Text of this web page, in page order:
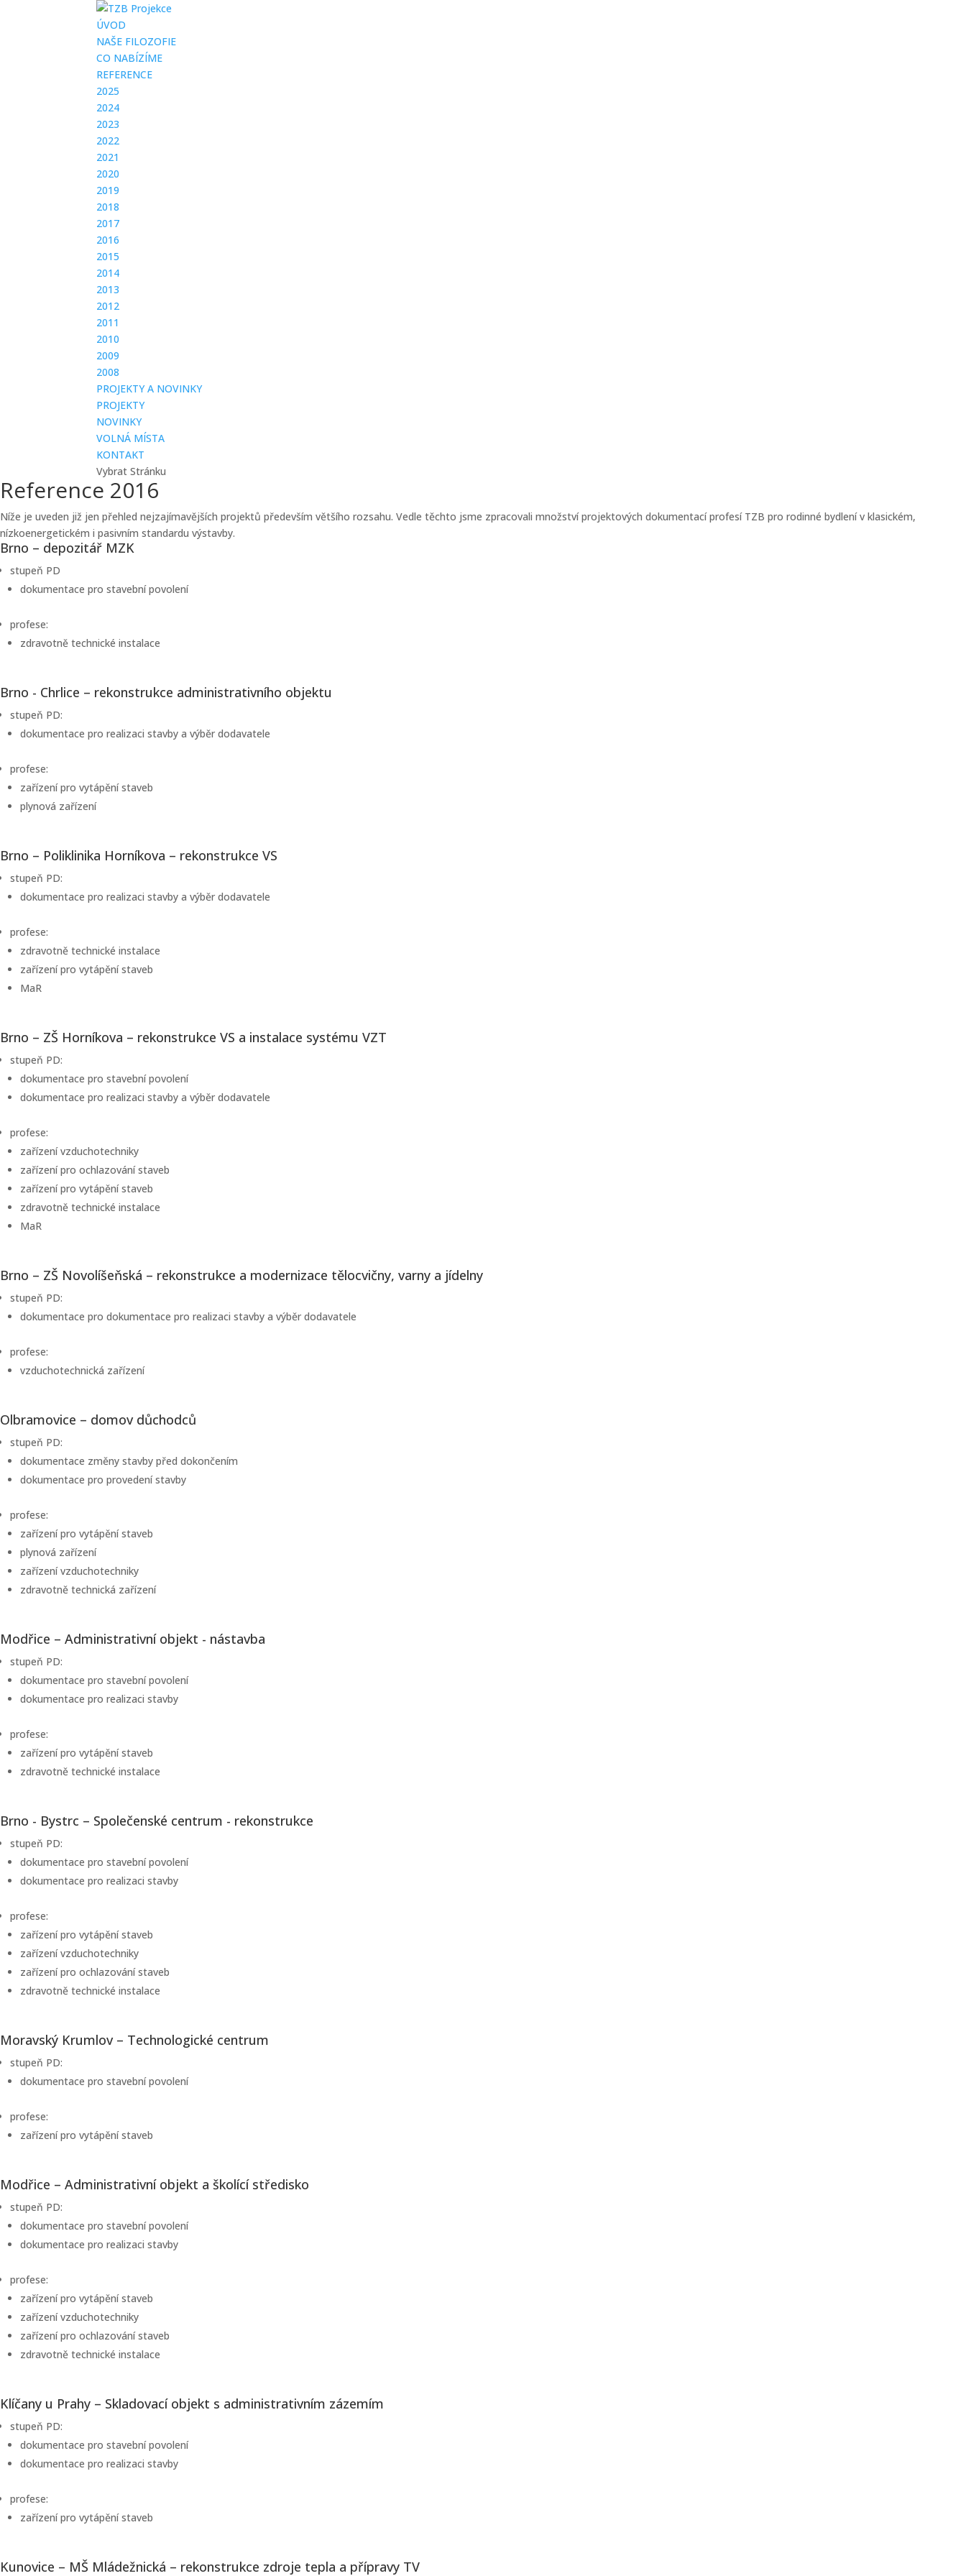
ÚVOD
NAŠE FILOZOFIE
CO NABÍZÍME
REFERENCE
2025
2024
2023
2022
2021
2020
2019
2018
2017
2016
2015
2014
2013
2012
2011
2010
2009
2008
PROJEKTY A NOVINKY
PROJEKTY
NOVINKY
VOLNÁ MÍSTA
KONTAKT
Vybrat Stránku
Reference 2016
Níže je uveden již jen přehled nejzajímavějších projektů především většího rozsahu. Vedle těchto jsme zpracovali množství projektových dokumentací profesí TZB pro rodinné bydlení v klasickém,
nízkoenergetickém i pasivním standardu výstavby.
Brno – depozitář MZK
stupeň PD
dokumentace pro stavební povolení
profese:
zdravotně technické instalace
Brno - Chrlice – rekonstrukce administrativního objektu
stupeň PD:
dokumentace pro realizaci stavby a výběr dodavatele
profese:
zařízení pro vytápění staveb
plynová zařízení
Brno – Poliklinika Horníkova – rekonstrukce VS
stupeň PD:
dokumentace pro realizaci stavby a výběr dodavatele
profese:
zdravotně technické instalace
zařízení pro vytápění staveb
MaR
Brno – ZŠ Horníkova – rekonstrukce VS a instalace systému VZT
stupeň PD:
dokumentace pro stavební povolení
dokumentace pro realizaci stavby a výběr dodavatele
profese:
zařízení vzduchotechniky
zařízení pro ochlazování staveb
zařízení pro vytápění staveb
zdravotně technické instalace
MaR
Brno – ZŠ Novolíšeňská – rekonstrukce a modernizace tělocvičny, varny a jídelny
stupeň PD:
dokumentace pro dokumentace pro realizaci stavby a výběr dodavatele
profese:
vzduchotechnická zařízení
Olbramovice – domov důchodců
stupeň PD:
dokumentace změny stavby před dokončením
dokumentace pro provedení stavby
profese:
zařízení pro vytápění staveb
plynová zařízení
zařízení vzduchotechniky
zdravotně technická zařízení
Modřice – Administrativní objekt - nástavba
stupeň PD:
dokumentace pro stavební povolení
dokumentace pro realizaci stavby
profese:
zařízení pro vytápění staveb
zdravotně technické instalace
Brno - Bystrc – Společenské centrum - rekonstrukce
stupeň PD:
dokumentace pro stavební povolení
dokumentace pro realizaci stavby
profese:
zařízení pro vytápění staveb
zařízení vzduchotechniky
zařízení pro ochlazování staveb
zdravotně technické instalace
Moravský Krumlov – Technologické centrum
stupeň PD:
dokumentace pro stavební povolení
profese:
zařízení pro vytápění staveb
Modřice – Administrativní objekt a školící středisko
stupeň PD:
dokumentace pro stavební povolení
dokumentace pro realizaci stavby
profese:
zařízení pro vytápění staveb
zařízení vzduchotechniky
zařízení pro ochlazování staveb
zdravotně technické instalace
Klíčany u Prahy – Skladovací objekt s administrativním zázemím
stupeň PD:
dokumentace pro stavební povolení
dokumentace pro realizaci stavby
profese:
zařízení pro vytápění staveb
Kunovice – MŠ Mládežnická – rekonstrukce zdroje tepla a přípravy TV